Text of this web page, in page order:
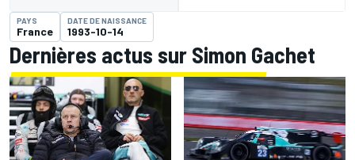
PAYS
France
DATE DE NAISSANCE
1993-10-14
Dernières actus sur Simon Gachet